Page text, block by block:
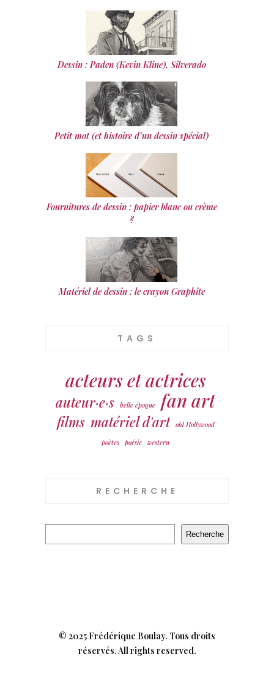
Dessin : Paden (Kevin Kline), Silverado
Petit mot (et histoire d’un dessin spécial)
Fournitures de dessin : papier blanc ou crème
?
Matériel de dessin : le crayon Graphite
TAGS
acteurs et actrices
auteur·e·s belle époque fan art
films matériel d'art
old Hollywood
poètes poésie western
RECHERCHE
Recherche
© 2025 Frédérique Boulay. Tous droits
réservés. All rights reserved.